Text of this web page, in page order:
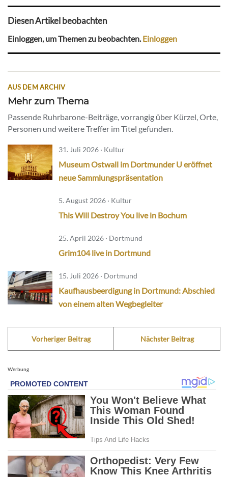
Diesen Artikel beobachten
Einloggen, um Themen zu beobachten.Einloggen
AUS DEM ARCHIV
Mehr zum Thema
Passende Ruhrbarone-Beiträge, vorrangig über Kürzel, Orte,
Personen und weitere Treffer im Titel gefunden.
31. Juli 2026 · Kultur
Museum Ostwall im Dortmunder U eröffnet
neue Sammlungspräsentation
5. August 2026 · Kultur
This Will Destroy You live in Bochum
25. April 2026 · Dortmund
Grim104 live in Dortmund
15. Juli 2026 · Dortmund
Kaufhausbeerdigung in Dortmund: Abschied
von einem alten Wegbegleiter
Vorheriger Beitrag Nächster Beitrag
Werbung